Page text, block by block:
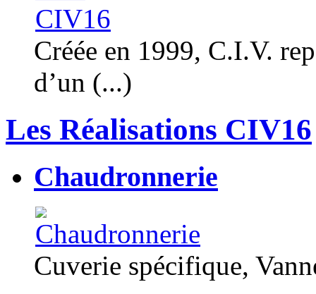
Créée en 1999, C.I.V.
d’un (...)
Les Réalisations CIV16
Chaudronnerie
Cuverie spécifique,